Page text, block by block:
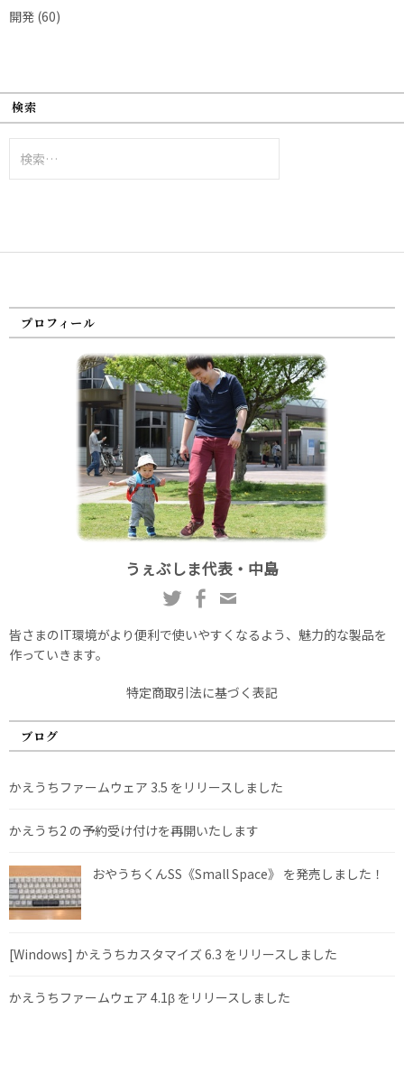
開発 (60)
検索
索:
プロフィール
うぇぶしま代表・中島
皆さまのIT環境がより便利で使いやすくなるよう、魅力的な製品を
作っていきます。
特定商取引法に基づく表記
ブログ
かえうちファームウェア 3.5 をリリースしました
かえうち2 の予約受け付けを再開いたします
おやうちくんSS《Small Space》 を発売しました！
[Windows] かえうちカスタマイズ 6.3 をリリースしました
かえうちファームウェア 4.1β をリリースしました